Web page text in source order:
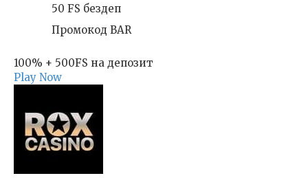
50 FS бездеп
Промокод BAR
100% + 500FS на депозит
Play Now